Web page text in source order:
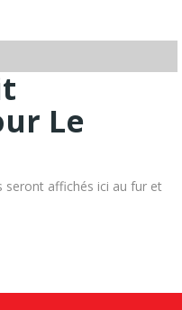
Le
seront affichés ici au fur et